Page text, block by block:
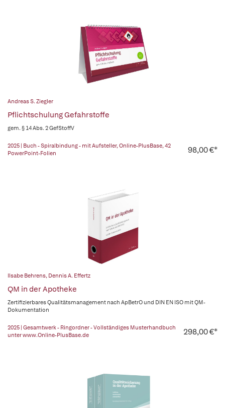
Andreas S. Ziegler
Pflichtschulung Gefahrstoffe
gem. § 14 Abs. 2 GefStoffV
2025 | Buch - Spiralbindung - mit Aufsteller, Online-PlusBase, 42
PowerPoint-Folien
98,00 €*
Ilsabe Behrens, Dennis A. Effertz
QM in der Apotheke
Zertifizierbares Qualitätsmanagement nach ApBetrO und DIN EN ISO mit QM-
Dokumentation
2025 | Gesamtwerk - Ringordner - Vollständiges Musterhandbuch
unter www.Online-PlusBase.de
298,00 €*